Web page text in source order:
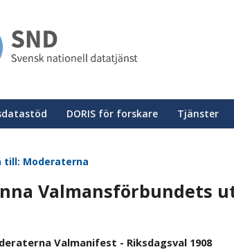
DORIS för forskare Tjänster
till: Moderaterna
Valmansförbundets
Valmanifest - Riksdagsval 1908